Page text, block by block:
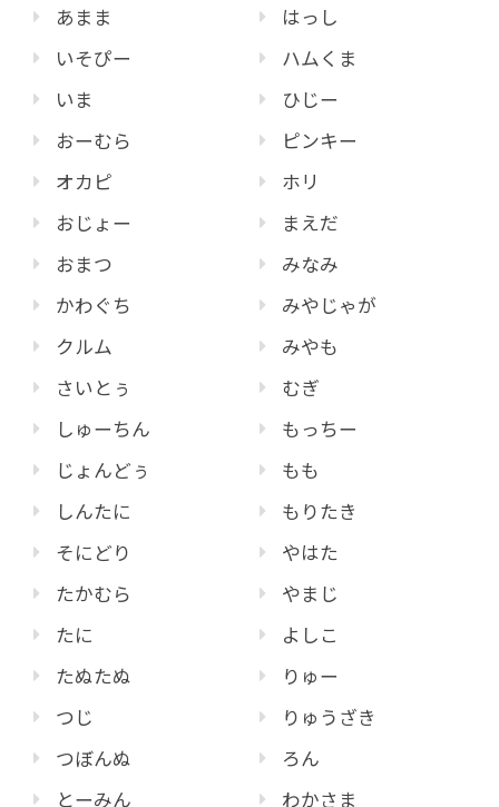
あまま
いそぴー
いま
おーむら
オカピ
おじょー
おまつ
かわぐち
クルム
さいとぅ
しゅーちん
じょんどぅ
しんたに
そにどり
たかむら
たに
たぬたぬ
つじ
つぼんぬ
とーみん
はっし
ハムくま
ひじー
ピンキー
ホリ
まえだ
みなみ
みやじゃが
みやも
むぎ
もっちー
もも
もりたき
やはた
やまじ
よしこ
りゅー
りゅうざき
ろん
わかさま